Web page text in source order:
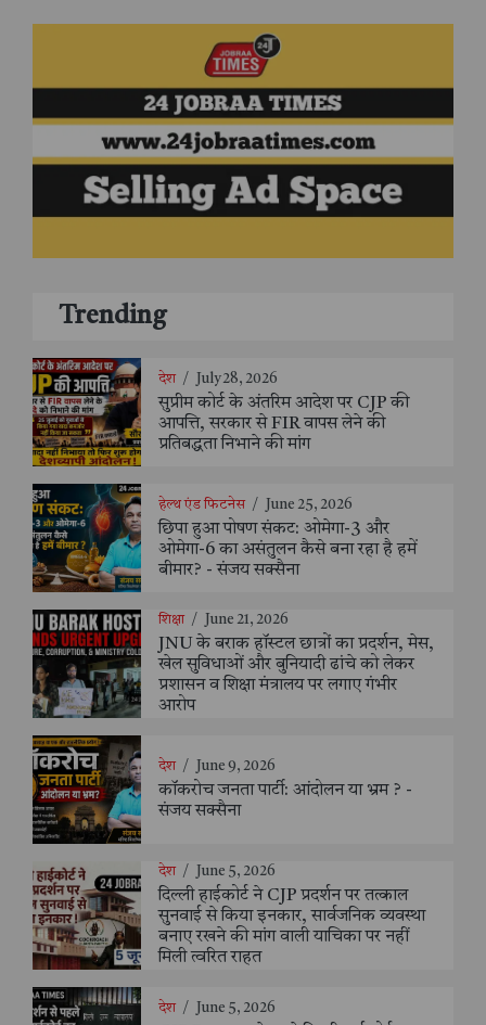
Trending
देश / July 28, 2026
सुप्रीम कोर्ट के अंतरिम आदेश पर CJP की
आपत्ति, सरकार से FIR वापस लेने की
प्रतिबद्धता निभाने की मांग
हेल्थ एंड फिटनेस / June 25, 2026
छिपा हुआ पोषण संकट: ओमेगा-3 और
ओमेगा-6 का असंतुलन कैसे बना रहा है हमें
बीमार? - संजय सक्सैना
शिक्षा / June 21, 2026
JNU के बराक हॉस्टल छात्रों का प्रदर्शन, मेस,
खेल सुविधाओं और बुनियादी ढांचे को लेकर
प्रशासन व शिक्षा मंत्रालय पर लगाए गंभीर
आरोप
देश / June 9, 2026
कॉकरोच जनता पार्टी: आंदोलन या भ्रम ? -
संजय सक्सैना
देश / June 5, 2026
दिल्ली हाईकोर्ट ने CJP प्रदर्शन पर तत्काल
सुनवाई से किया इनकार, सार्वजनिक व्यवस्था
बनाए रखने की मांग वाली याचिका पर नहीं
मिली त्वरित राहत
देश / June 5, 2026